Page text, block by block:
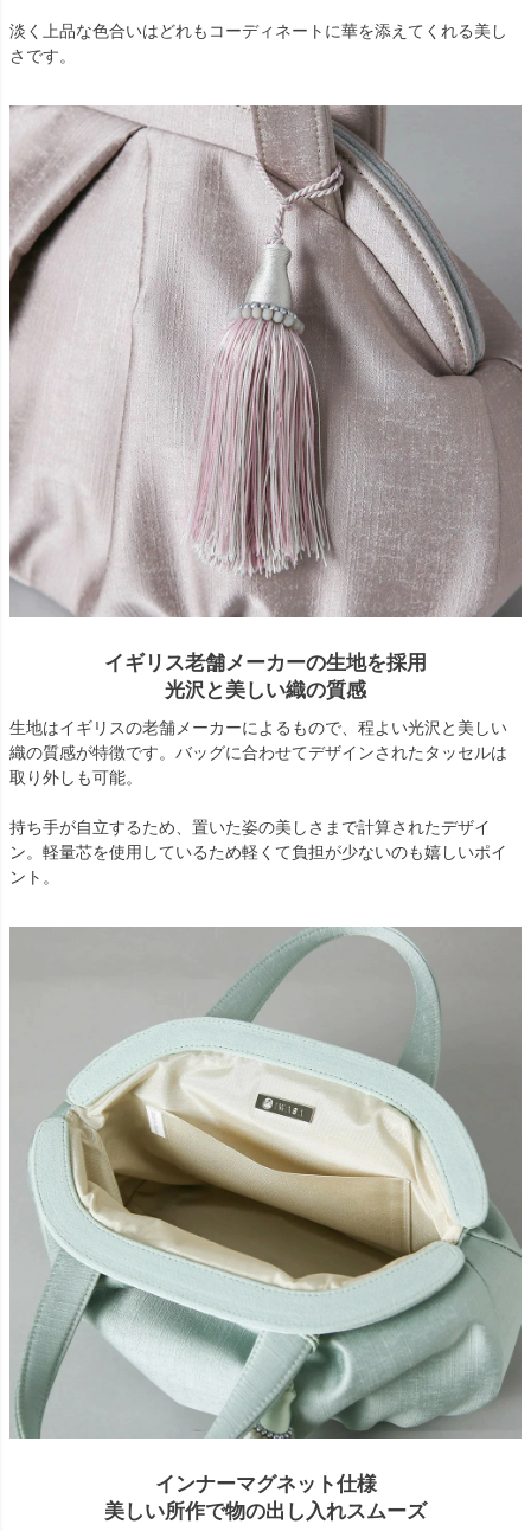
淡く上品な色合いはどれもコーディネートに華を添えてくれる美し
さです。
イギリス老舗メーカーの生地を採用
光沢と美しい織の質感
生地はイギリスの老舗メーカーによるもので、程よい光沢と美しい
織の質感が特徴です。バッグに合わせてデザインされたタッセルは
取り外しも可能。
持ち手が自立するため、置いた姿の美しさまで計算されたデザイ
ン。軽量芯を使用しているため軽くて負担が少ないのも嬉しいポイ
ント。
インナーマグネット仕様
美しい所作で物の出し入れスムーズ